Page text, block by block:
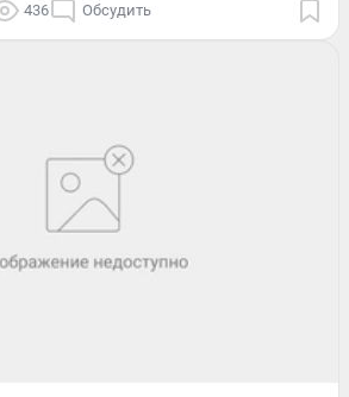
436 Обсудить